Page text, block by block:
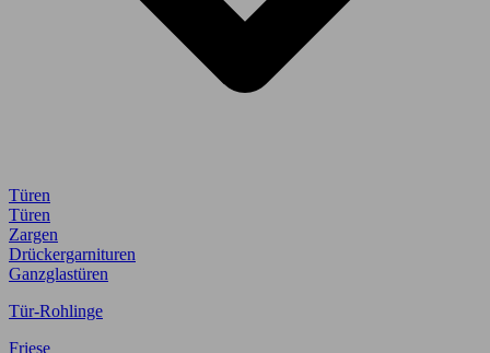
Türen
Türen
Zargen
Drückergarnituren
Ganzglastüren
Tür-Rohlinge
Friese